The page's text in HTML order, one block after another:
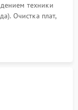
техники
Очистка плат,
и замыканий.